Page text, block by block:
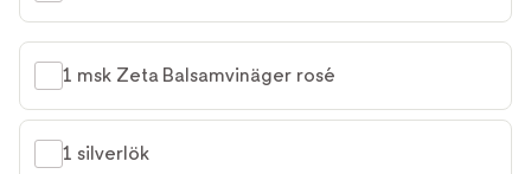
1 msk Zeta Balsamvinäger rosé
1 silverlök